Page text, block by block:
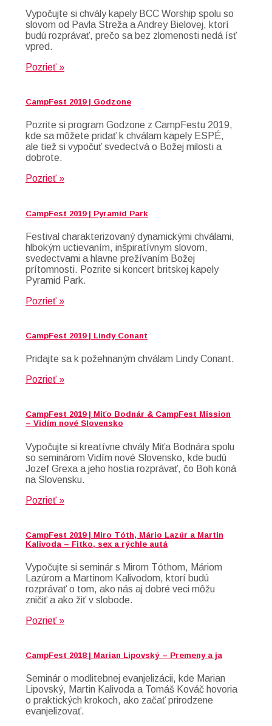
Vypočujte si chvály kapely BCC Worship spolu so
slovom od Pavla Streža a Andrey Bielovej, ktorí
budú rozprávať, prečo sa bez zlomenosti nedá ísť
vpred.
Pozrieť »
CampFest 2019 | Godzone
Pozrite si program Godzone z CampFestu 2019,
kde sa môžete pridať k chválam kapely ESPÉ,
ale tiež si vypočuť svedectvá o Božej milosti a
dobrote.
Pozrieť »
CampFest 2019 | Pyramid Park
Festival charakterizovaný dynamickými chválami,
hlbokým uctievaním, inšpiratívnym slovom,
svedectvami a hlavne prežívaním Božej
prítomnosti. Pozrite si koncert britskej kapely
Pyramid Park.
Pozrieť »
CampFest 2019 | Lindy Conant
Pridajte sa k požehnaným chválam Lindy Conant.
Pozrieť »
CampFest 2019 | Miťo Bodnár & CampFest Mission
– Vidím nové Slovensko
Vypočujte si kreatívne chvály Miťa Bodnára spolu
so seminárom Vidím nové Slovensko, kde budú
Jozef Grexa a jeho hostia rozprávať, čo Boh koná
na Slovensku.
Pozrieť »
CampFest 2019 | Miro Tóth, Mário Lazúr a Martin
Kalivoda – Fitko, sex a rýchle autá
Vypočujte si seminár s Mirom Tóthom, Máriom
Lazúrom a Martinom Kalivodom, ktorí budú
rozprávať o tom, ako nás aj dobré veci môžu
zničiť a ako žiť v slobode.
Pozrieť »
CampFest 2018 | Marian Lipovský – Premeny a ja
Seminár o modlitebnej evanjelizácii, kde Marian
Lipovský, Martin Kalivoda a Tomáš Kováč hovoria
o praktických krokoch, ako začať prirodzene
evanjelizovať.